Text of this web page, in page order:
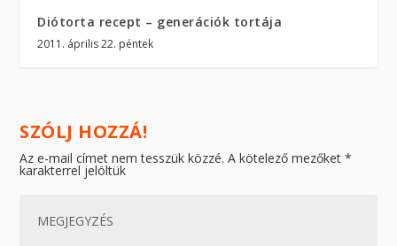
Diótorta recept – generációk tortája
2011. április 22. péntek
SZÓLJ HOZZÁ!
Az e-mail címet nem tesszük közzé. A kötelező mezőket*
karakterrel jelöltük